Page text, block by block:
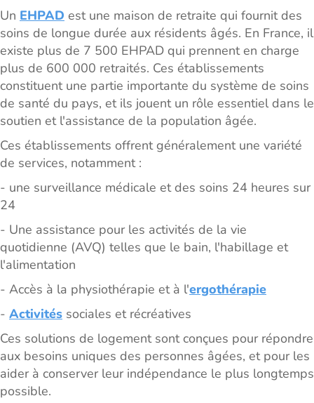
Un EHPAD est une maison de retraite qui fournit des
soins de longue durée aux résidents âgés. En France, il
existe plus de 7 500 EHPAD qui prennent en charge
plus de 600 000 retraités. Ces établissements
constituent une partie importante du système de soins
de santé du pays, et ils jouent un rôle essentiel dans le
soutien et l'assistance de la population âgée.
Ces établissements offrent généralement une variété
de services, notamment :
- une surveillance médicale et des soins 24 heures sur
24
- Une assistance pour les activités de la vie
quotidienne (AVQ) telles que le bain, l'habillage et
l'alimentation
- Accès à la physiothérapie et à l'ergothérapie
- Activités sociales et récréatives
Ces solutions de logement sont conçues pour répondre
aux besoins uniques des personnes âgées, et pour les
aider à conserver leur indépendance le plus longtemps
possible.